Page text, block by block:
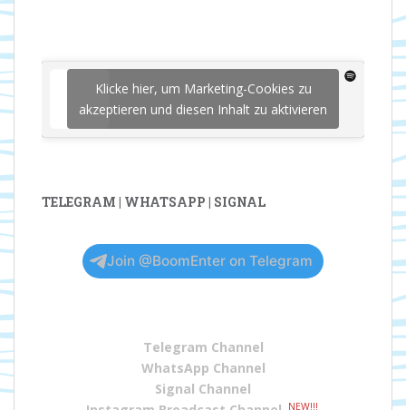
Klicke hier, um Marketing-Cookies zu
akzeptieren und diesen Inhalt zu aktivieren
TELEGRAM | WHATSAPP | SIGNAL
Join @BoomEnter on Telegram
Telegram Channel
WhatsApp Channel
Signal Channel
NEW!!!